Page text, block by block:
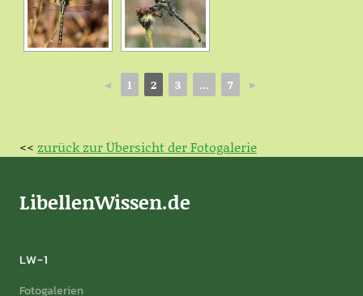
◄ 1 2 3 ... 7 ►
<< zurück zur Übersicht der Fotogalerie
LibellenWissen.de
LW-1
Fotogalerien